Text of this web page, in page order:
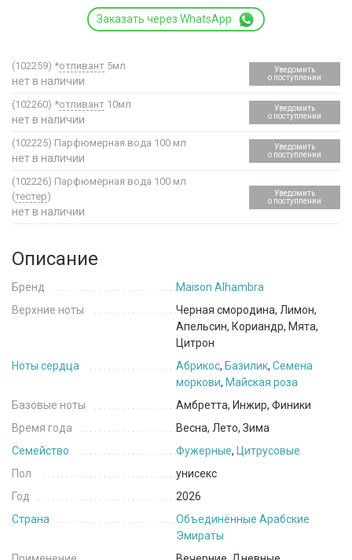
Заказать через WhatsApp
(102259) *отливант 5мл
нет в наличии
Уведомить
о поступлении
(102260) *отливант 10мл
нет в наличии
Уведомить
о поступлении
(102225) Парфюмерная вода 100 мл
нет в наличии
Уведомить
о поступлении
(102226) Парфюмерная вода 100 мл
(тестер)
нет в наличии
Уведомить
о поступлении
Описание
Бренд
Maison Alhambra
Верхние ноты
Черная смородина, Лимон,
Апельсин, Кориандр, Мята,
Цитрон
Ноты сердца
Абрикос, Базилик, Семена
моркови, Майская роза
Базовые ноты
Амбретта, Инжир, Финики
Время года
Весна, Лето, Зима
Семейство
Фужерные, Цитрусовые
Пол
унисекс
Год
2026
Страна
Объединённые Арабские
Эмираты